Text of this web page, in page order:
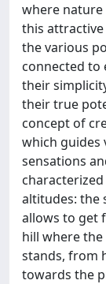
where nature
this
the various
connected to
their
their true
concept of
which guides
sensations
altitudes: the
allows to get
hill where
stands, from
towards the